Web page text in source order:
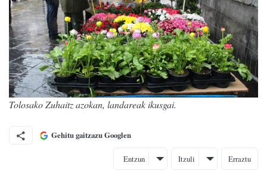
Tolosako Zuhaitz azokan, landareak ikusgai.
Gehitu gaitzazu Googlen
Entzun Itzuli Erraztu